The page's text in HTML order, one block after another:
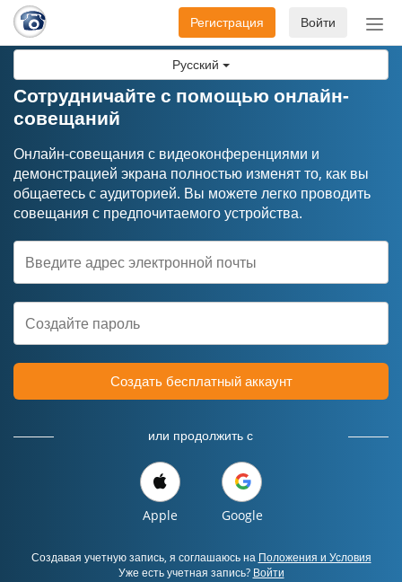
Русский
Войти
Регистрация
Сотрудничайте с помощью онлайн-
совещаний
Онлайн-совещания с видеоконференциями и
демонстрацией экрана полностью изменят то, как вы
общаетесь с аудиторией. Вы можете легко проводить
совещания с предпочитаемого устройства.
Создать бесплатный аккаунт
или продолжить с
Apple Google
Создавая учетную запись, я соглашаюсь на Положения и Условия
Уже есть учетная запись? Войти